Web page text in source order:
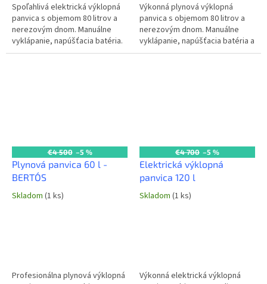
Spoľahlivá elektrická výklopná
panvica s objemom 80 litrov a
nerezovým dnom. Manuálne
vyklápanie, napúšťacia batéria.
Výkon 12 kW / 400 V. Ideálna pre
Výkonná plynová výklopná
panvica s objemom 80 litrov a
nerezovým dnom. Manuálne
vyklápanie, napúšťacia batéria a
piezo zapaľovanie. Výkon 13,9
€4 500 –5 %
Plynová panvica 60 l -
BERTO´S
Skladom (1 ks)
Profesionálna plynová výklopná
€4 700 –5 %
Elektrická výklopná
panvica 120 l
Skladom (1 ks)
Výkonná elektrická výklopná